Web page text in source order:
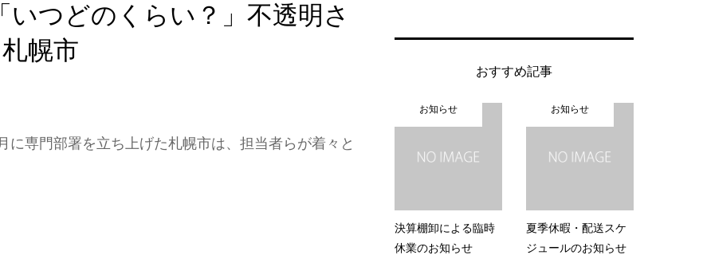
つどのくらい？」不透明さ
幌市
専門部署を立ち上げた札幌市は、担当者らが着々と
おすすめ記事
お知らせ
決算棚卸による臨時
休業のお知らせ
お知らせ
夏季休暇・配送スケ
ジュールのお知らせ